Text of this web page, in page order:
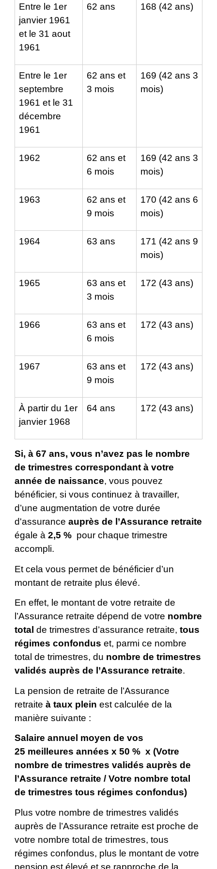
Entre le 1er
janvier 1961
et le 31 aout
1961
62 ans 168 (42 ans)
Entre le 1er
septembre
1961 et le 31
décembre
1961
62 ans et
3 mois
169 (42 ans 3
mois)
1962
62 ans et
6 mois
169 (42 ans 3
mois)
1963
62 ans et
9 mois
170 (42 ans 6
mois)
1964 63 ans
171 (42 ans 9
mois)
1965
63 ans et
3 mois
172 (43 ans)
1966
63 ans et
6 mois
172 (43 ans)
1967
63 ans et
9 mois
172 (43 ans)
À partir du 1er
janvier 1968
64 ans 172 (43 ans)
Si, à 67 ans, vous n’avez pas le nombre
de trimestres correspondant à votre
année de naissance, vous pouvez
bénéficier, si vous continuez à travailler,
d’une augmentation de votre durée
d'assurance auprès de l’Assurance retraite
égale à 2,5 % pour chaque trimestre
accompli.
Et cela vous permet de bénéficier d’un
montant de retraite plus élevé.
En effet, le montant de votre retraite de
l’Assurance retraite dépend de votre nombre
total de trimestres d’assurance retraite, tous
régimes confondus et, parmi ce nombre
total de trimestres, du nombre de trimestres
validés auprès de l’Assurance retraite.
La pension de retraite de l’Assurance
retraite à taux plein est calculée de la
manière suivante :
Salaire annuel moyen de vos
25 meilleures années x 50 % x (Votre
nombre de trimestres validés auprès de
l’Assurance retraite / Votre nombre total
de trimestres tous régimes confondus)
Plus votre nombre de trimestres validés
auprès de l’Assurance retraite est proche de
votre nombre total de trimestres, tous
régimes confondus, plus le montant de votre
pension est élevé et se rapproche de la